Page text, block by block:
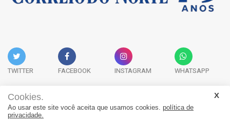
TWITTER FACEBOOK INSTAGRAM WHATSAPP
Acervo Digital Fale Conosco Quem Somos
Cookies.
Ao usar este site você aceita que usamos cookies. política de
privacidade.